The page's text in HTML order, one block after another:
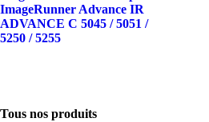
ImageRunner Advance IR
ADVANCE C 5045 / 5051 /
5250 / 5255
Tous nos produits